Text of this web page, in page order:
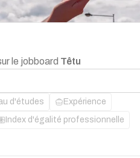
le jobboard Têtu
d'études Expérience
Index d'égalité professionnelle